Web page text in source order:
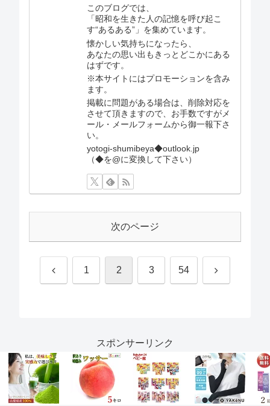
このブログでは、
「昭和を生きた人の記憶を呼び起こ
す“あるある”」を集めています。
懐かしい気持ちになったら、
あなたの思い出もきっとどこかにある
はずです。
※本サイトにはプロモーションを含み
ます。
掲載に問題がある場合は、削除対応を
させて頂きますので、お手数ですがメ
ール・メールフォームから御一報下さ
い。
yotogi-shumibeya◆outlook.jp
（◆を@に変換して下さい）
次のページ
前 1 2 3 54 次
スポンサーリンク